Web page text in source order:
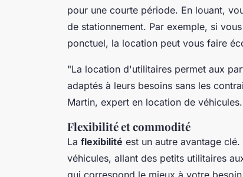
pour une courte période. En louant,
de stationnement. Par exemple, si
ponctuel, la location peut vous faire
"La location d'utilitaires permet aux
adaptés à leurs besoins sans les
Martin, expert en location de véhicules.
Flexibilité et commodité
La flexibilité est un autre avantage
véhicules, allant des petits utilitaires
qui correspond le mieux à votre